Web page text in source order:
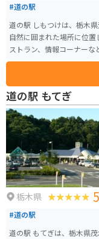
#道の駅
道の駅 しもつけは、栃木
自然に囲まれた場所に位
ストラン、情報コーナーなどを備えています
しもつけは、ツーリング
スタンドも設置されてい
色を楽しみながらツーリ
けから少し足を延ばせば、
ています。 道の駅 しもつけでは、地元産の新鮮な野菜や果物が人気です。特
に、茂木町特産のゆずを
トランでは、地元の食材
道の駅 もてぎ
栃木県 5
#道の駅
道の駅 もてぎは、栃木県茂木町にある道